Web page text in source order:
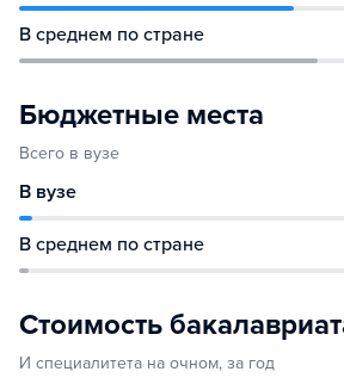
В среднем по стране
Бюджетные места
Всего в вузе
В вузе
В среднем по стране
Стоимость
И специалитета на очном, за год